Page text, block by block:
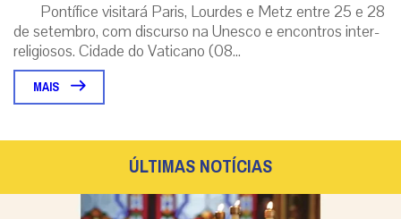
Pontífice visitará Paris, Lourdes e Metz entre 25 e 28
de setembro, com discurso na Unesco e encontros inter-
religiosos. Cidade do Vaticano (08...
MAIS
ÚLTIMAS NOTÍCIAS